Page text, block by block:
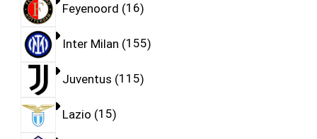
Feyenoord 16
Inter Milan 155
Juventus 115
Lazio 15